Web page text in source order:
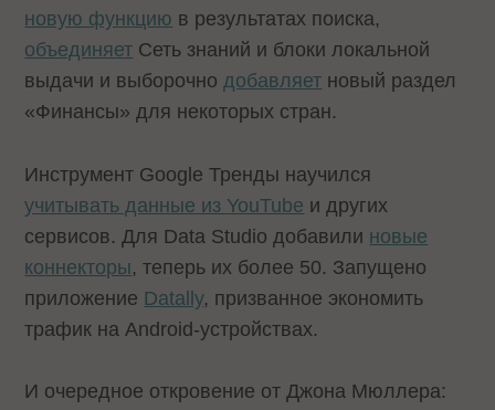
новую функцию в результатах поиска,
объединяет Сеть знаний и блоки локальной
выдачи и выборочно добавляет новый раздел
«Финансы» для некоторых стран.
Инструмент Google Тренды научился
учитывать данные из YouTube и других
сервисов. Для Data Studio добавили новые
коннекторы, теперь их более 50. Запущено
приложение Datally, призванное экономить
трафик на Android-устройствах.
И очередное откровение от Джона Мюллера: